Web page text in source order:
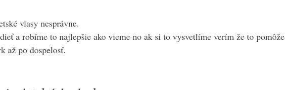
vlasy nesprávne.
a robíme to najlepšie ako vieme no ak si to vysvetlíme verím že to pomôže
až po dospelosť.